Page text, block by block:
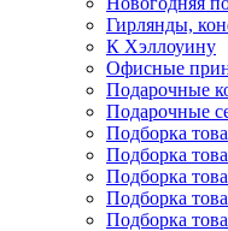
Гирлянды,
К Хэллоуину
Офисные
Подарочные
Подарочные
Подборка
Подборка
Подборка
Подборка
Подборка